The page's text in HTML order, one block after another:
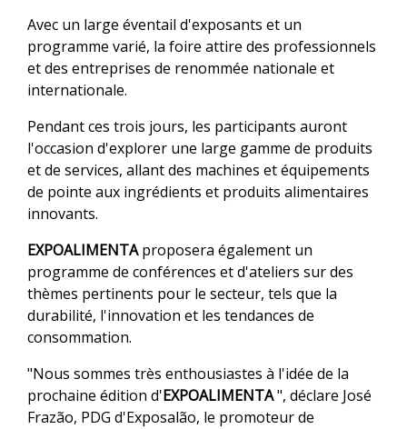
Avec un large éventail d'exposants et un
programme varié, la foire attire des professionnels
et des entreprises de renommée nationale et
internationale.
Pendant ces trois jours, les participants auront
l'occasion d'explorer une large gamme de produits
et de services, allant des machines et équipements
de pointe aux ingrédients et produits alimentaires
innovants.
EXPOALIMENTAproposera également un
programme de conférences et d'ateliers sur des
thèmes pertinents pour le secteur, tels que la
durabilité, l'innovation et les tendances de
consommation.
"Nous sommes très enthousiastes à l'idée de la
prochaine édition d'EXPOALIMENTA", déclare José
Frazão, PDG d'Exposalão, le promoteur de